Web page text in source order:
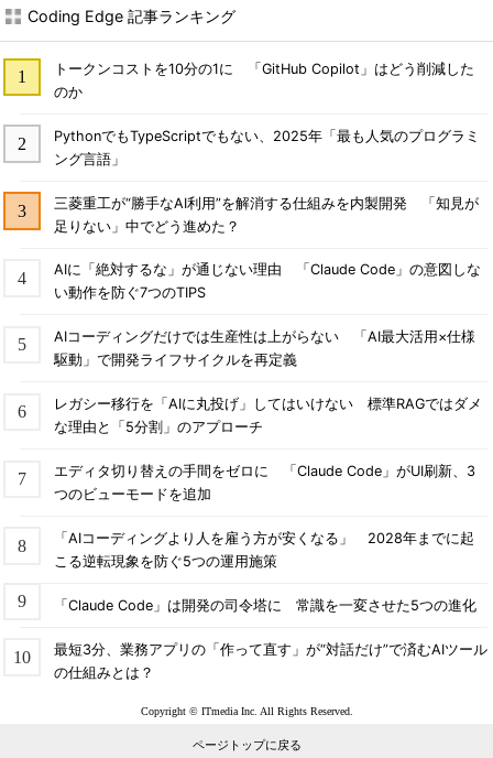
Coding Edge 記事ランキング
トークンコストを10分の1に 「GitHub Copilot」はどう削減した
のか
PythonでもTypeScriptでもない、2025年「最も人気のプログラミ
ング言語」
三菱重工が“勝手なAI利用”を解消する仕組みを内製開発 「知見が
足りない」中でどう進めた？
AIに「絶対するな」が通じない理由 「Claude Code」の意図しな
い動作を防ぐ7つのTIPS
AIコーディングだけでは生産性は上がらない 「AI最大活用×仕様
駆動」で開発ライフサイクルを再定義
レガシー移行を「AIに丸投げ」してはいけない 標準RAGではダメ
な理由と「5分割」のアプローチ
エディタ切り替えの手間をゼロに 「Claude Code」がUI刷新、3
つのビューモードを追加
「AIコーディングより人を雇う方が安くなる」 2028年までに起
こる逆転現象を防ぐ5つの運用施策
「Claude Code」は開発の司令塔に 常識を一変させた5つの進化
最短3分、業務アプリの「作って直す」が“対話だけ”で済むAIツール
の仕組みとは？
Copyright © ITmedia Inc. All Rights Reserved.
ページトップに戻る